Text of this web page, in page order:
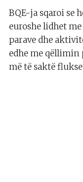
BQE-ja sqaroi se
euroshe lidhet
parave dhe
edhe me
më të saktë